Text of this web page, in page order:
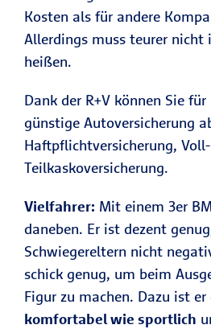
Kosten als für andere
Allerdings muss teurer nicht
heißen.
Dank der R+V können Sie
günstige Autoversicherung
Haftpflichtversicherung,
Teilkaskoversicherung.
Vielfahrer: Mit einem 3er
daneben. Er ist dezent
Schwiegereltern nicht
schick genug, um beim
Figur zu machen. Dazu ist
komfortabel wie sportlich